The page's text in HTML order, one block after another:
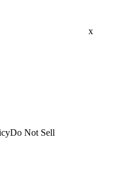
x
Do Not Sell